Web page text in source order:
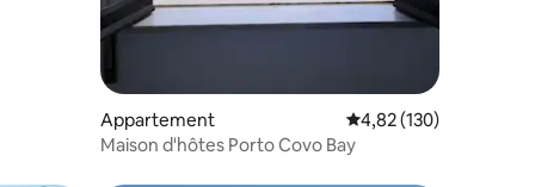
Appartement Évaluation moyenne
4,82 (130)
Maison d'hôtes Porto Covo Bay